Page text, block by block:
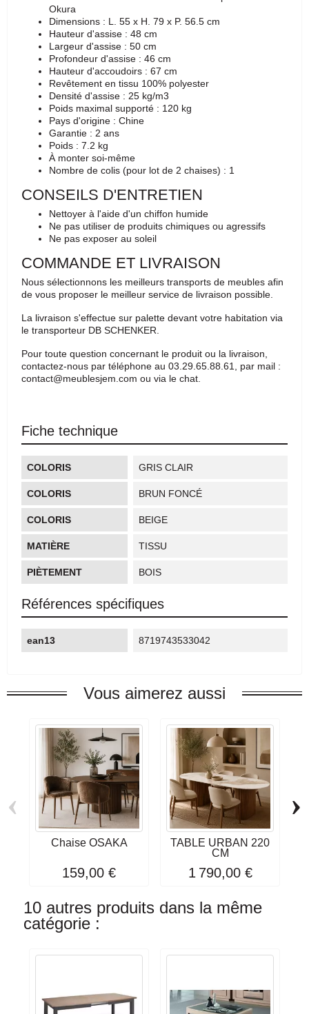
Okura
Dimensions : L. 55 x H. 79 x P. 56.5 cm
Hauteur d'assise : 48 cm
Largeur d'assise : 50 cm
Profondeur d'assise : 46 cm
Hauteur d'accoudoirs : 67 cm
Revêtement en tissu 100% polyester
Densité d'assise : 25 kg/m3
Poids maximal supporté : 120 kg
Pays d'origine : Chine
Garantie : 2 ans
Poids : 7.2 kg
À monter soi-même
Nombre de colis (pour lot de 2 chaises) : 1
CONSEILS D'ENTRETIEN
Nettoyer à l'aide d'un chiffon humide
Ne pas utiliser de produits chimiques ou agressifs
Ne pas exposer au soleil
COMMANDE ET LIVRAISON
Nous sélectionnons les meilleurs transports de meubles afin
de vous proposer le meilleur service de livraison possible.
La livraison s'effectue sur palette devant votre habitation via
le transporteur DB SCHENKER.
Pour toute question concernant le produit ou la livraison,
contactez-nous par téléphone au 03.29.65.88.61, par mail :
contact@meublesjem.com ou via le chat.
Fiche technique
COLORIS GRIS CLAIR
COLORIS BRUN FONCÉ
COLORIS BEIGE
MATIÈRE TISSU
PIÈTEMENT BOIS
Références spécifiques
ean13 8719743533042
Vous aimerez aussi
Chaise OSAKA
159,00 €
TABLE URBAN 220
CM
1 790,00 €
‹ ›
10 autres produits dans la même
catégorie :